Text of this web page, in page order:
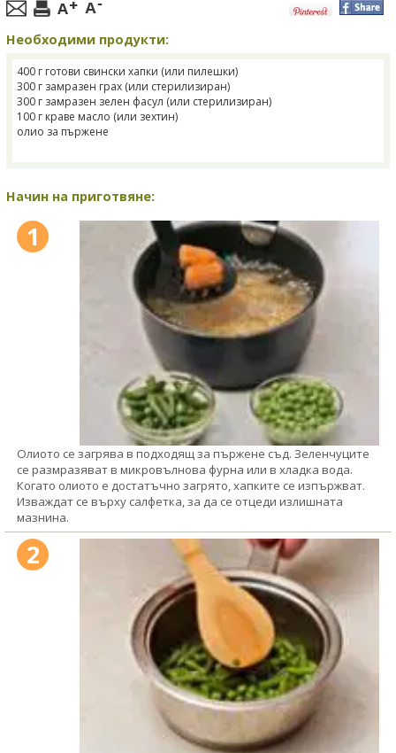
Необходими продукти:
400 г готови свински хапки (или пилешки)
300 г замразен грах (или стерилизиран)
300 г замразен зелен фасул (или стерилизиран)
100 г краве масло (или зехтин)
олио за пържене
Начин на приготвяне:
1
Олиото се загрява в подходящ за пържене съд. Зеленчуците
се размразяват в микровълнова фурна или в хладка вода.
Когато олиото е достатъчно загрято, хапките се изпържват.
Изваждат се върху салфетка, за да се отцеди излишната
мазнина.
2